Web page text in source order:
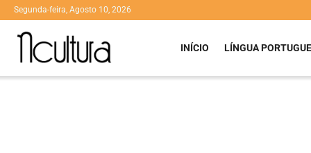
Segunda-feira, Agosto 10, 2026
INÍCIO LÍNGUA